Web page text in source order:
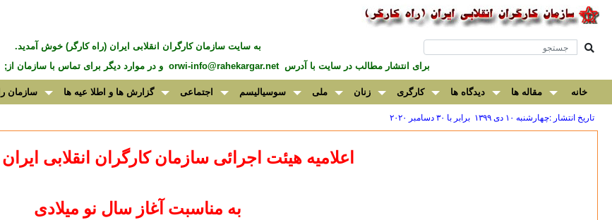
به سايت سازمان کارگران انقلابی ايران (راه کارگر) خوش آمديد.
برای انتشار مطالب در سايت با آدرسorwi-info@rahekargar.net و در موارد ديگر برای تماس با سازمان
خانه مقاله ها دیدگاه ها کارگری زنان ملی سوسیالیسم اجتماعی گزارش ها و اطلا عیه ها سازمان
تاریخ انتشار :چهارشنبه ۱۰ دی ۱۳۹۹ برابر با ۳۰ دسامبر ۲۰۲۰
اعلامیه هیئت اجرائی سازمان کارگران انقلابی
به مناسبت آغاز سال نو میلادی